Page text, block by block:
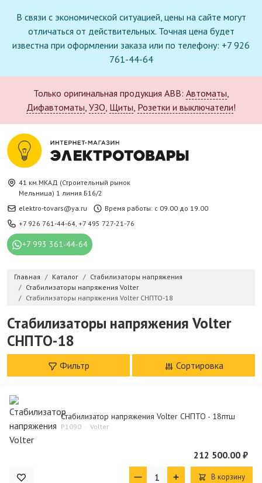
В связи с экономической ситуацией, цены на сайте могут
отличаться от действительных. Точная цена будет
известна при оформлении заказа или по телефону: +7 926
761-44-64
Только оригинальная продукция ABB: Автоматы,
Дифавтоматы, УЗО, Щиты, Розетки и выключатели!
41 км.МКАД (Строительный рынок
Мельница) 1 линия Б16/2
elektro-tovars@ya.ru
Время работы: с 09.00 до 19.00
+7 926 761-44-64, +7 495 727-21-76
+7 993 361-44-64
Главная Каталог
Стабилизаторы напряжения
Стабилизаторы напряжения Volter
Стабилизаторы напряжения Volter СНПТО-18
Стабилизаторы напряжения Volter
СНПТО-18
Фильтр Сортировка
Стабилизатор напряжения Volter СНПТО - 18птш
P1090 Volter
212 500.00 ₽
В корзину